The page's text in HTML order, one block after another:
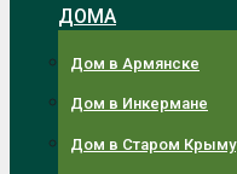
ДОМА
Дом в Армянске
Дом в Инкермане
Дом в Старом Крыму